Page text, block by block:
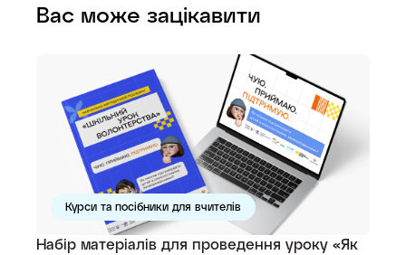
Вас може зацікавити
Курси та посібники для вчителів
Набір матеріалів для проведення уроку «Як